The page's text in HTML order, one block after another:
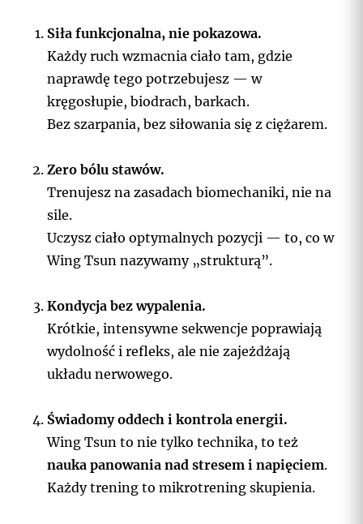
Siła funkcjonalna, nie pokazowa.
Każdy ruch wzmacnia ciało tam, gdzie
naprawdę tego potrzebujesz — w
kręgosłupie, biodrach, barkach.
Bez szarpania, bez siłowania się z ciężarem.
Zero bólu stawów.
Trenujesz na zasadach biomechaniki, nie na
sile.
Uczysz ciało optymalnych pozycji — to, co w
Wing Tsun nazywamy „strukturą”.
Kondycja bez wypalenia.
Krótkie, intensywne sekwencje poprawiają
wydolność i refleks, ale nie zajeżdżają
układu nerwowego.
Świadomy oddech i kontrola energii.
Wing Tsun to nie tylko technika, to też
nauka panowania nad stresem i napięciem.
Każdy trening to mikrotrening skupienia.